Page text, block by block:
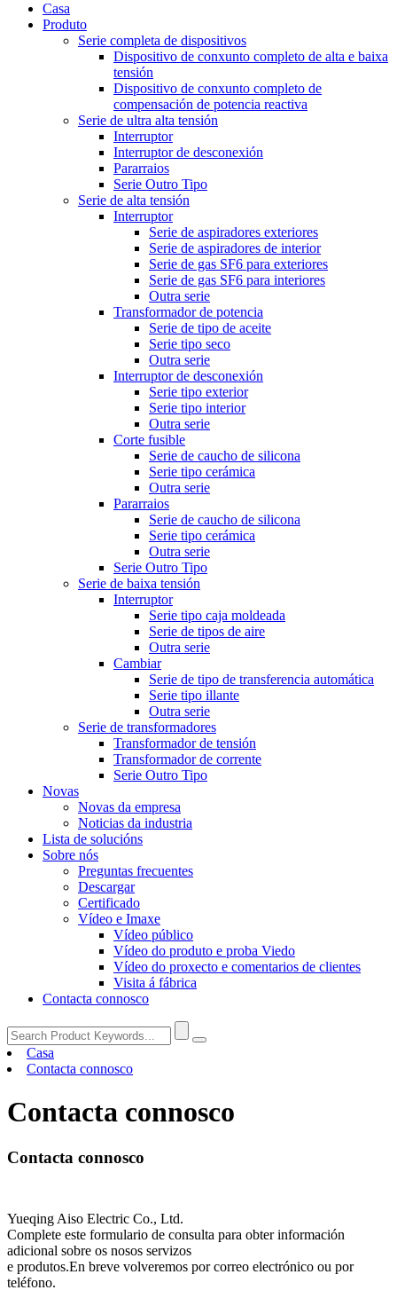
Casa
Produto
Serie completa de dispositivos
Dispositivo de conxunto completo de alta e baixa
tensión
Dispositivo de conxunto completo de
compensación de potencia reactiva
Serie de ultra alta tensión
Interruptor
Interruptor de desconexión
Pararraios
Serie Outro Tipo
Serie de alta tensión
Interruptor
Serie de aspiradores exteriores
Serie de aspiradores de interior
Serie de gas SF6 para exteriores
Serie de gas SF6 para interiores
Outra serie
Transformador de potencia
Serie de tipo de aceite
Serie tipo seco
Outra serie
Interruptor de desconexión
Serie tipo exterior
Serie tipo interior
Outra serie
Corte fusible
Serie de caucho de silicona
Serie tipo cerámica
Outra serie
Pararraios
Serie de caucho de silicona
Serie tipo cerámica
Outra serie
Serie Outro Tipo
Serie de baixa tensión
Interruptor
Serie tipo caja moldeada
Serie de tipos de aire
Outra serie
Cambiar
Serie de tipo de transferencia automática
Serie tipo illante
Outra serie
Serie de transformadores
Transformador de tensión
Transformador de corrente
Serie Outro Tipo
Novas
Novas da empresa
Noticias da industria
Lista de solucións
Sobre nós
Preguntas frecuentes
Descargar
Certificado
Vídeo e Imaxe
Vídeo público
Vídeo do produto e proba Viedo
Vídeo do proxecto e comentarios de clientes
Visita á fábrica
Contacta connosco
Casa
Contacta connosco
Contacta connosco
Contacta connosco
Yueqing Aiso Electric Co., Ltd.
Complete este formulario de consulta para obter información
adicional sobre os nosos servizos
e produtos.En breve volveremos por correo electrónico ou por
teléfono.